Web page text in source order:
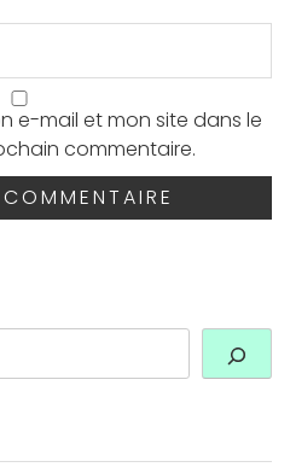
e-mail et mon site dans le
commentaire.